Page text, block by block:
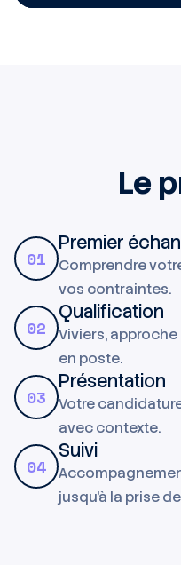
Le
01
Premier
Comprendre
vos contraintes.
02
Qualification
Viviers,
en poste.
03
Présentation
Votre
avec contexte.
04
Suivi
jusqu'à la prise